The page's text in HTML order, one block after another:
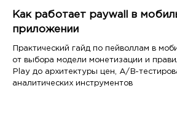
Как работает paywall в
приложении
Практический гайд по пейволлам в
от выбора модели монетизации и
Play до архитектуры цен, A/B-
аналитических инструментов